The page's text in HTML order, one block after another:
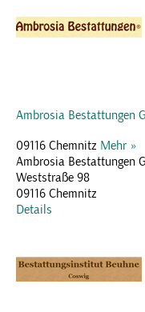
Ambrosia Bestattungen
09116 Chemnitz Mehr »
Ambrosia Bestattungen
Weststraße 98
09116 Chemnitz
Details